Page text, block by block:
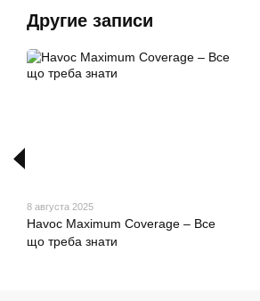
Другие записи
8 августа 2025
Havoc Maximum Coverage – Все
що треба знати